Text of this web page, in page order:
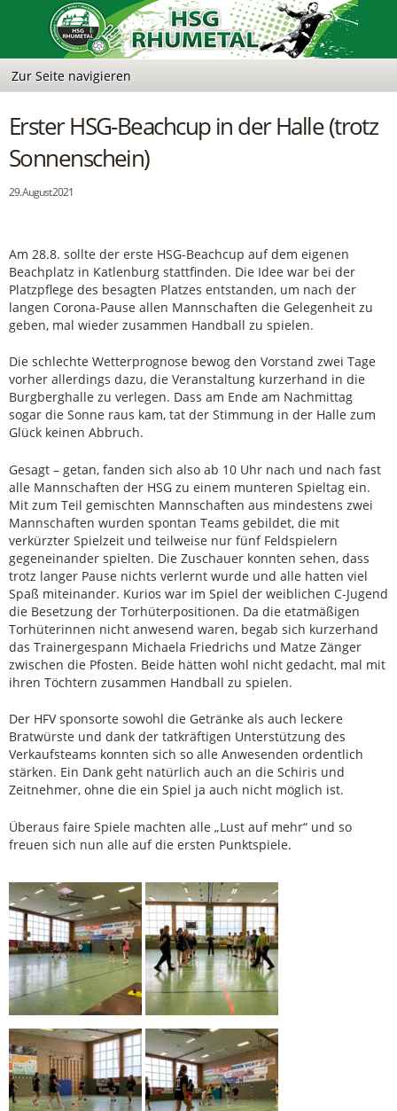
Erster HSG-Beachcup in der Halle (trotz
Sonnenschein)
29. August 2021
Am 28.8. sollte der erste HSG-Beachcup auf dem eigenen
Beachplatz in Katlenburg stattfinden. Die Idee war bei der
Platzpflege des besagten Platzes entstanden, um nach der
langen Corona-Pause allen Mannschaften die Gelegenheit zu
geben, mal wieder zusammen Handball zu spielen.
Die schlechte Wetterprognose bewog den Vorstand zwei Tage
vorher allerdings dazu, die Veranstaltung kurzerhand in die
Burgberghalle zu verlegen. Dass am Ende am Nachmittag
sogar die Sonne raus kam, tat der Stimmung in der Halle zum
Glück keinen Abbruch.
Gesagt – getan, fanden sich also ab 10 Uhr nach und nach fast
alle Mannschaften der HSG zu einem munteren Spieltag ein.
Mit zum Teil gemischten Mannschaften aus mindestens zwei
Mannschaften wurden spontan Teams gebildet, die mit
verkürzter Spielzeit und teilweise nur fünf Feldspielern
gegeneinander spielten. Die Zuschauer konnten sehen, dass
trotz langer Pause nichts verlernt wurde und alle hatten viel
Spaß miteinander. Kurios war im Spiel der weiblichen C-Jugend
die Besetzung der Torhüterpositionen. Da die etatmäßigen
Torhüterinnen nicht anwesend waren, begab sich kurzerhand
das Trainergespann Michaela Friedrichs und Matze Zänger
zwischen die Pfosten. Beide hätten wohl nicht gedacht, mal mit
ihren Töchtern zusammen Handball zu spielen.
Der HFV sponsorte sowohl die Getränke als auch leckere
Bratwürste und dank der tatkräftigen Unterstützung des
Verkaufsteams konnten sich so alle Anwesenden ordentlich
stärken. Ein Dank geht natürlich auch an die Schiris und
Zeitnehmer, ohne die ein Spiel ja auch nicht möglich ist.
Überaus faire Spiele machten alle „Lust auf mehr“ und so
freuen sich nun alle auf die ersten Punktspiele.